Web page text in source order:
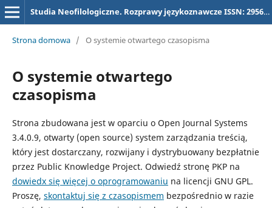
Studia Neofilologiczne. Rozprawy językoznawcze ISSN: 2956-5731, dawniej (dla tytułu "Studia Neofilologiczne) ISSN 2657-3032
Strona domowa / O systemie otwartego czasopisma
O systemie otwartego
czasopisma
Strona zbudowana jest w oparciu o Open Journal Systems
3.4.0.9, otwarty (open source) system zarządzania treścią,
który jest dostarczany, rozwijany i dystrybuowany bezpłatnie
przez Public Knowledge Project. Odwiedź stronę PKP na
dowiedx się więcej o oprogramowaniu na licencji GNU GPL.
Proszę, skontaktuj się z czasopismem bezpośrednio w razie